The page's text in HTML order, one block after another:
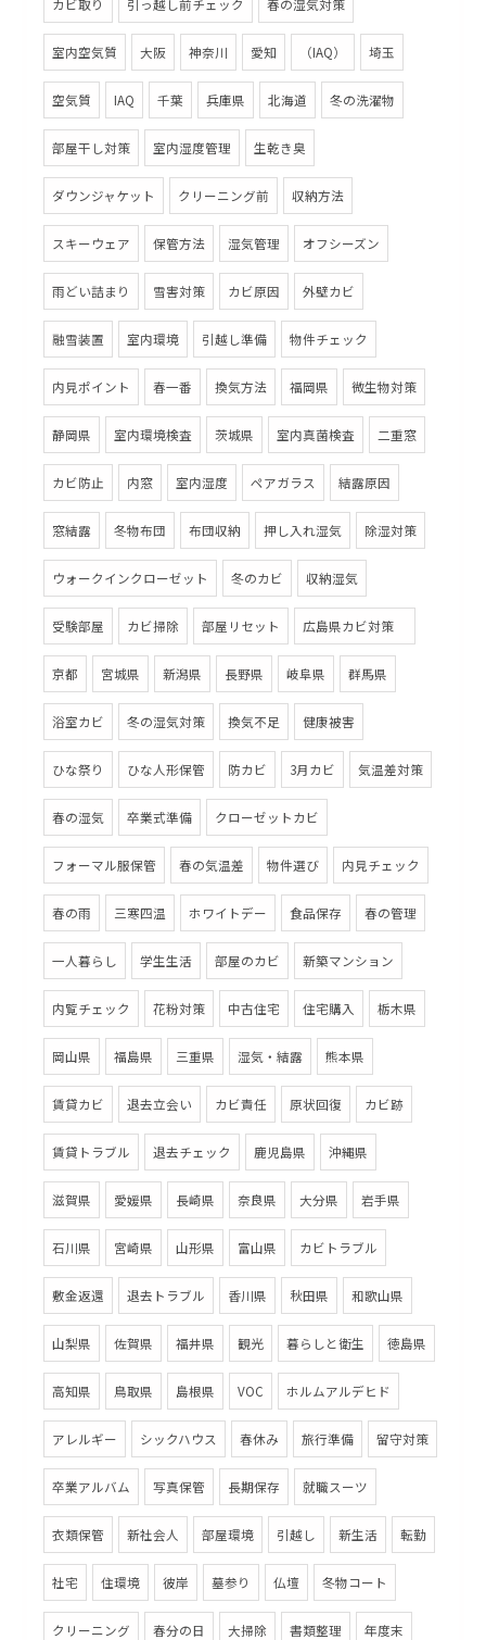
カビ取り 引っ越し前チェック 春の湿気対策
室内空気質 大阪 神奈川 愛知 （IAQ） 埼玉
空気質 IAQ 千葉 兵庫県 北海道 冬の洗濯物
部屋干し対策 室内湿度管理 生乾き臭
ダウンジャケット クリーニング前 収納方法
スキーウェア 保管方法 湿気管理 オフシーズン
雨どい詰まり 雪害対策 カビ原因 外壁カビ
融雪装置 室内環境 引越し準備 物件チェック
内見ポイント 春一番 換気方法 福岡県 微生物対策
静岡県 室内環境検査 茨城県 室内真菌検査 二重窓
カビ防止 内窓 室内湿度 ペアガラス 結露原因
窓結露 冬物布団 布団収納 押し入れ湿気 除湿対策
ウォークインクローゼット 冬のカビ 収納湿気
受験部屋 カビ掃除 部屋リセット 広島県カビ対策
京都 宮城県 新潟県 長野県 岐阜県 群馬県
浴室カビ 冬の湿気対策 換気不足 健康被害
ひな祭り ひな人形保管 防カビ 3月カビ 気温差対策
春の湿気 卒業式準備 クローゼットカビ
フォーマル服保管 春の気温差 物件選び 内見チェック
春の雨 三寒四温 ホワイトデー 食品保存 春の管理
一人暮らし 学生生活 部屋のカビ 新築マンション
内覧チェック 花粉対策 中古住宅 住宅購入 栃木県
岡山県 福島県 三重県 湿気・結露 熊本県
賃貸カビ 退去立会い カビ責任 原状回復 カビ跡
賃貸トラブル 退去チェック 鹿児島県 沖縄県
滋賀県 愛媛県 長崎県 奈良県 大分県 岩手県
石川県 宮崎県 山形県 富山県 カビトラブル
敷金返還 退去トラブル 香川県 秋田県 和歌山県
山梨県 佐賀県 福井県 観光 暮らしと衛生 徳島県
高知県 鳥取県 島根県 VOC ホルムアルデヒド
アレルギー シックハウス 春休み 旅行準備 留守対策
卒業アルバム 写真保管 長期保存 就職スーツ
衣類保管 新社会人 部屋環境 引越し 新生活 転勤
社宅 住環境 彼岸 墓参り 仏壇 冬物コート
クリーニング 春分の日 大掃除 書類整理 年度末